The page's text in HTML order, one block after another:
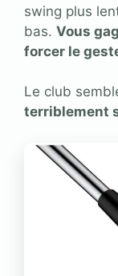
swing plus
bas. Vous
forcer le
Le club
terriblement